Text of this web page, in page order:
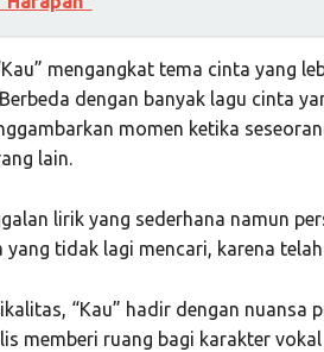
mengangkat tema cinta yang
dengan banyak lagu cinta
momen ketika
lain.
lirik yang sederhana namun
yang tidak lagi mencari, karena
“Kau” hadir dengan nuansa
memberi ruang bagi karakter